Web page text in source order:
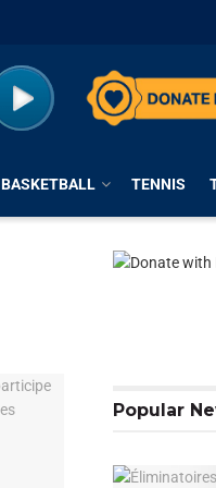
BASKETBALL TENNIS
Popular